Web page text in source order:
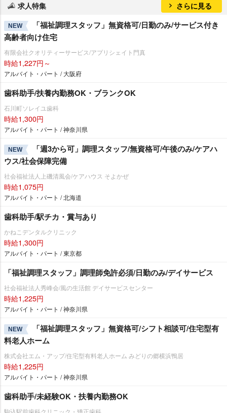
求人特集 さらに見る
NEW
「福祉調理スタッフ」無資格可/日勤のみ/サービス付き
高齢者向け住宅
有限会社クオリティーサービス/アプリシェイト門真
時給1,227円～
アルバイト・パート / 大阪府
歯科助手/扶養内勤務OK・ブランクOK
石川町ソレイユ歯科
時給1,300円
アルバイト・パート / 神奈川県
NEW
「週3から可」調理スタッフ/無資格可/午後のみ/ケアハ
ウス/社会保障完備
社会福祉法人上磯清風会/ケアハウス そよかぜ
時給1,075円
アルバイト・パート / 北海道
歯科助手/駅チカ・賞与あり
かねこデンタルクリニック
時給1,300円
アルバイト・パート / 東京都
「福祉調理スタッフ」調理師免許必須/日勤のみ/デイサービス
社会福祉法人秀峰会/風の生活館 デイサービスセンター
時給1,225円
アルバイト・パート / 神奈川県
NEW
「福祉調理スタッフ」無資格可/シフト相談可/住宅型有
料老人ホーム
株式会社エム・アップ/住宅型有料老人ホーム みどりの郷横浜鴨居
時給1,225円
アルバイト・パート / 神奈川県
歯科助手/未経験OK・扶養内勤務OK
駒込駅前歯科クリニック・矯正歯科